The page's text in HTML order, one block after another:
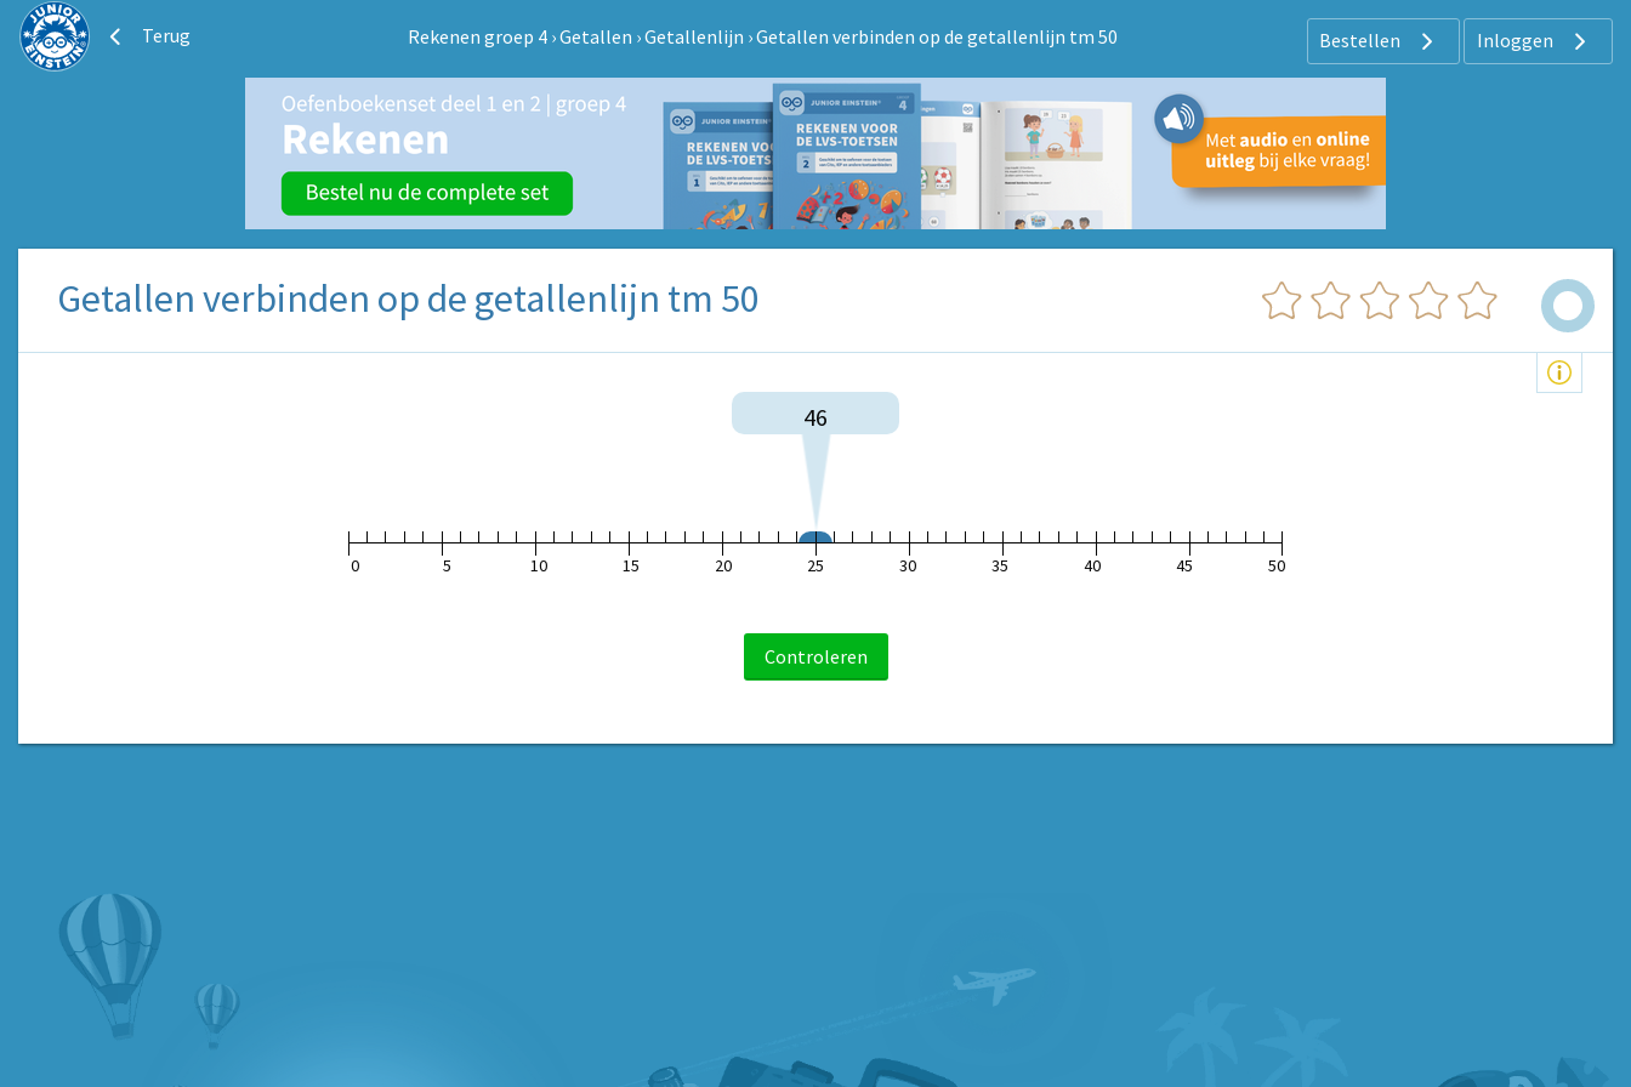
Terug Rekenen groep 4 ›Getallen ›Getallenlijn ›Getallen verbinden op de getallenlijn tm 50 Bestellen Inloggen
Getallen verbinden op de getallenlijn tm 50
46
0 5 10 15 20 25 30 35 40 45 50